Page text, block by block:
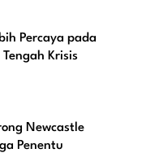
Percaya pada
Krisis
Newcastle
Penentu